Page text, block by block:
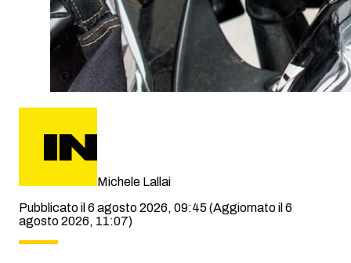
Michele Lallai
Pubblicato il 6 agosto 2026, 09:45 (Aggiornato il 6
agosto 2026, 11:07)